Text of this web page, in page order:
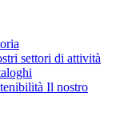
settori di attività
Il nostro